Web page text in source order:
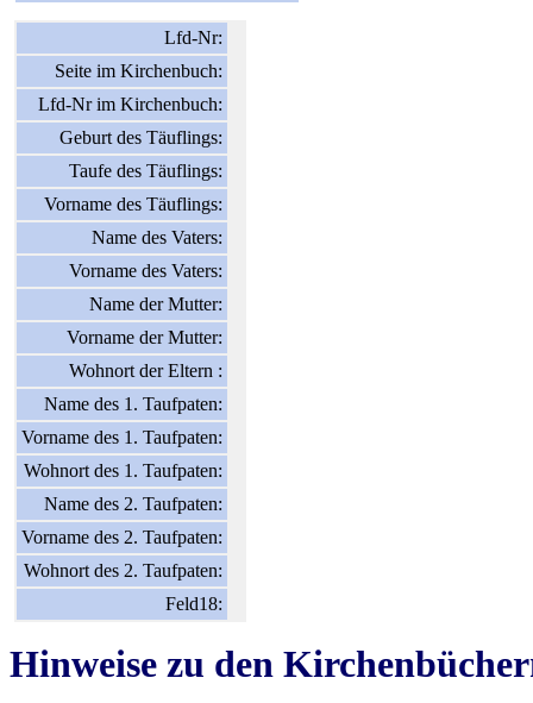
Lfd-Nr:
Seite im Kirchenbuch:
Lfd-Nr im Kirchenbuch:
Geburt des Täuflings:
Taufe des Täuflings:
Vorname des Täuflings:
Name des Vaters:
Vorname des Vaters:
Name der Mutter:
Vorname der Mutter:
Wohnort der Eltern :
Name des 1. Taufpaten:
Vorname des 1. Taufpaten:
Wohnort des 1. Taufpaten:
Name des 2. Taufpaten:
Vorname des 2. Taufpaten:
Wohnort des 2. Taufpaten:
Feld18:
Hinweise zu den